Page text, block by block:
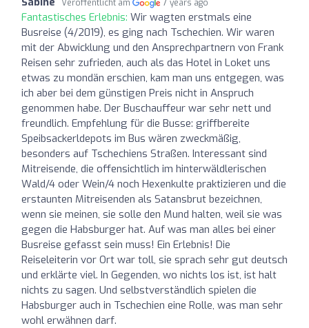
Veröffentlicht am 7 years ago
Fantastisches Erlebnis: Wir wagten erstmals eine
Busreise (4/2019), es ging nach Tschechien. Wir waren
mit der Abwicklung und den Ansprechpartnern von Frank
Reisen sehr zufrieden, auch als das Hotel in Loket uns
etwas zu mondän erschien, kam man uns entgegen, was
ich aber bei dem günstigen Preis nicht in Anspruch
genommen habe. Der Buschauffeur war sehr nett und
freundlich. Empfehlung für die Busse: griffbereite
Speibsackerldepots im Bus wären zweckmäßig,
besonders auf Tschechiens Straßen. Interessant sind
Mitreisende, die offensichtlich im hinterwäldlerischen
Wald/4 oder Wein/4 noch Hexenkulte praktizieren und die
erstaunten Mitreisenden als Satansbrut bezeichnen,
wenn sie meinen, sie solle den Mund halten, weil sie was
gegen die Habsburger hat. Auf was man alles bei einer
Busreise gefasst sein muss! Ein Erlebnis! Die
Reiseleiterin vor Ort war toll, sie sprach sehr gut deutsch
und erklärte viel. In Gegenden, wo nichts los ist, ist halt
nichts zu sagen. Und selbstverständlich spielen die
Habsburger auch in Tschechien eine Rolle, was man sehr
wohl erwähnen darf.